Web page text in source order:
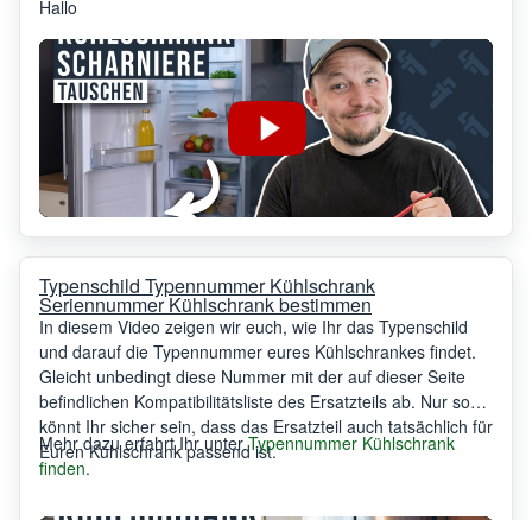
Hallo
Typenschild Typennummer Kühlschrank
Seriennummer Kühlschrank bestimmen
In diesem Video zeigen wir euch, wie Ihr das Typenschild
und darauf die Typennummer eures Kühlschrankes findet.
Gleicht unbedingt diese Nummer mit der auf dieser Seite
befindlichen Kompatibilitätsliste des Ersatzteils ab. Nur so
könnt Ihr sicher sein, dass das Ersatzteil auch tatsächlich für
Euren Kühlschrank passend ist.
Mehr dazu erfahrt Ihr unterTypennummer Kühlschrank
finden.